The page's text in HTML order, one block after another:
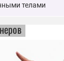
телами